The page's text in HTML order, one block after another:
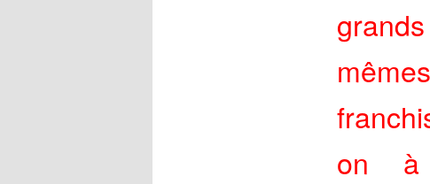
on à